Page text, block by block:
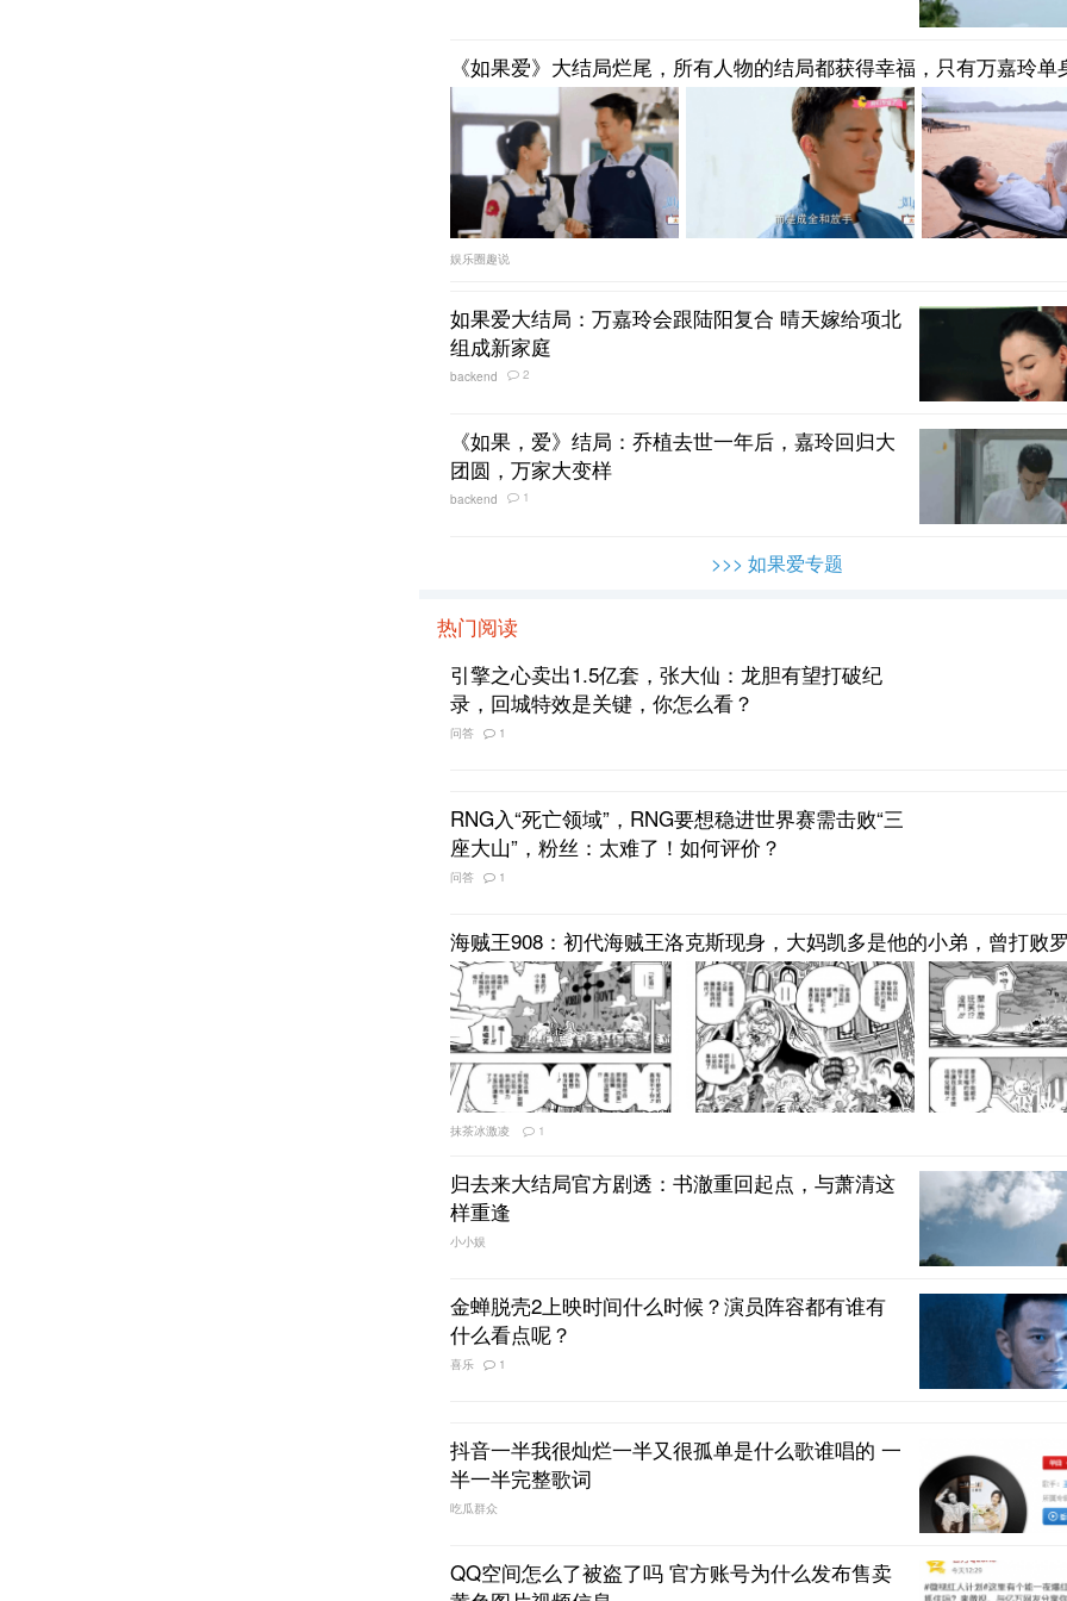
《如果爱》大结局烂尾，所有人物的结局都获得幸福，只有万嘉玲单
娱乐圈趣说
如果爱大结局：万嘉玲会跟陆阳复合 晴天嫁给项北
组成新家庭
backend 2
《如果，爱》结局：乔植去世一年后，嘉玲回归大
团圆，万家大变样
backend 1
>>> 如果爱专题
热门阅读
引擎之心卖出1.5亿套，张大仙：龙胆有望打破纪
录，回城特效是关键，你怎么看？
问答 1
RNG入“死亡领域”，RNG要想稳进世界赛需击败“三
座大山”，粉丝：太难了！如何评价？
问答 1
海贼王908：初代海贼王洛克斯现身，大妈凯多是他的小弟，曾打败
抹茶冰激凌 1
归去来大结局官方剧透：书澈重回起点，与萧清这
样重逢
小小娱
金蝉脱壳2上映时间什么时候？演员阵容都有谁有
什么看点呢？
喜乐 1
抖音一半我很灿烂一半又很孤单是什么歌谁唱的 一
半一半完整歌词
吃瓜群众
QQ空间怎么了被盗了吗 官方账号为什么发布售卖